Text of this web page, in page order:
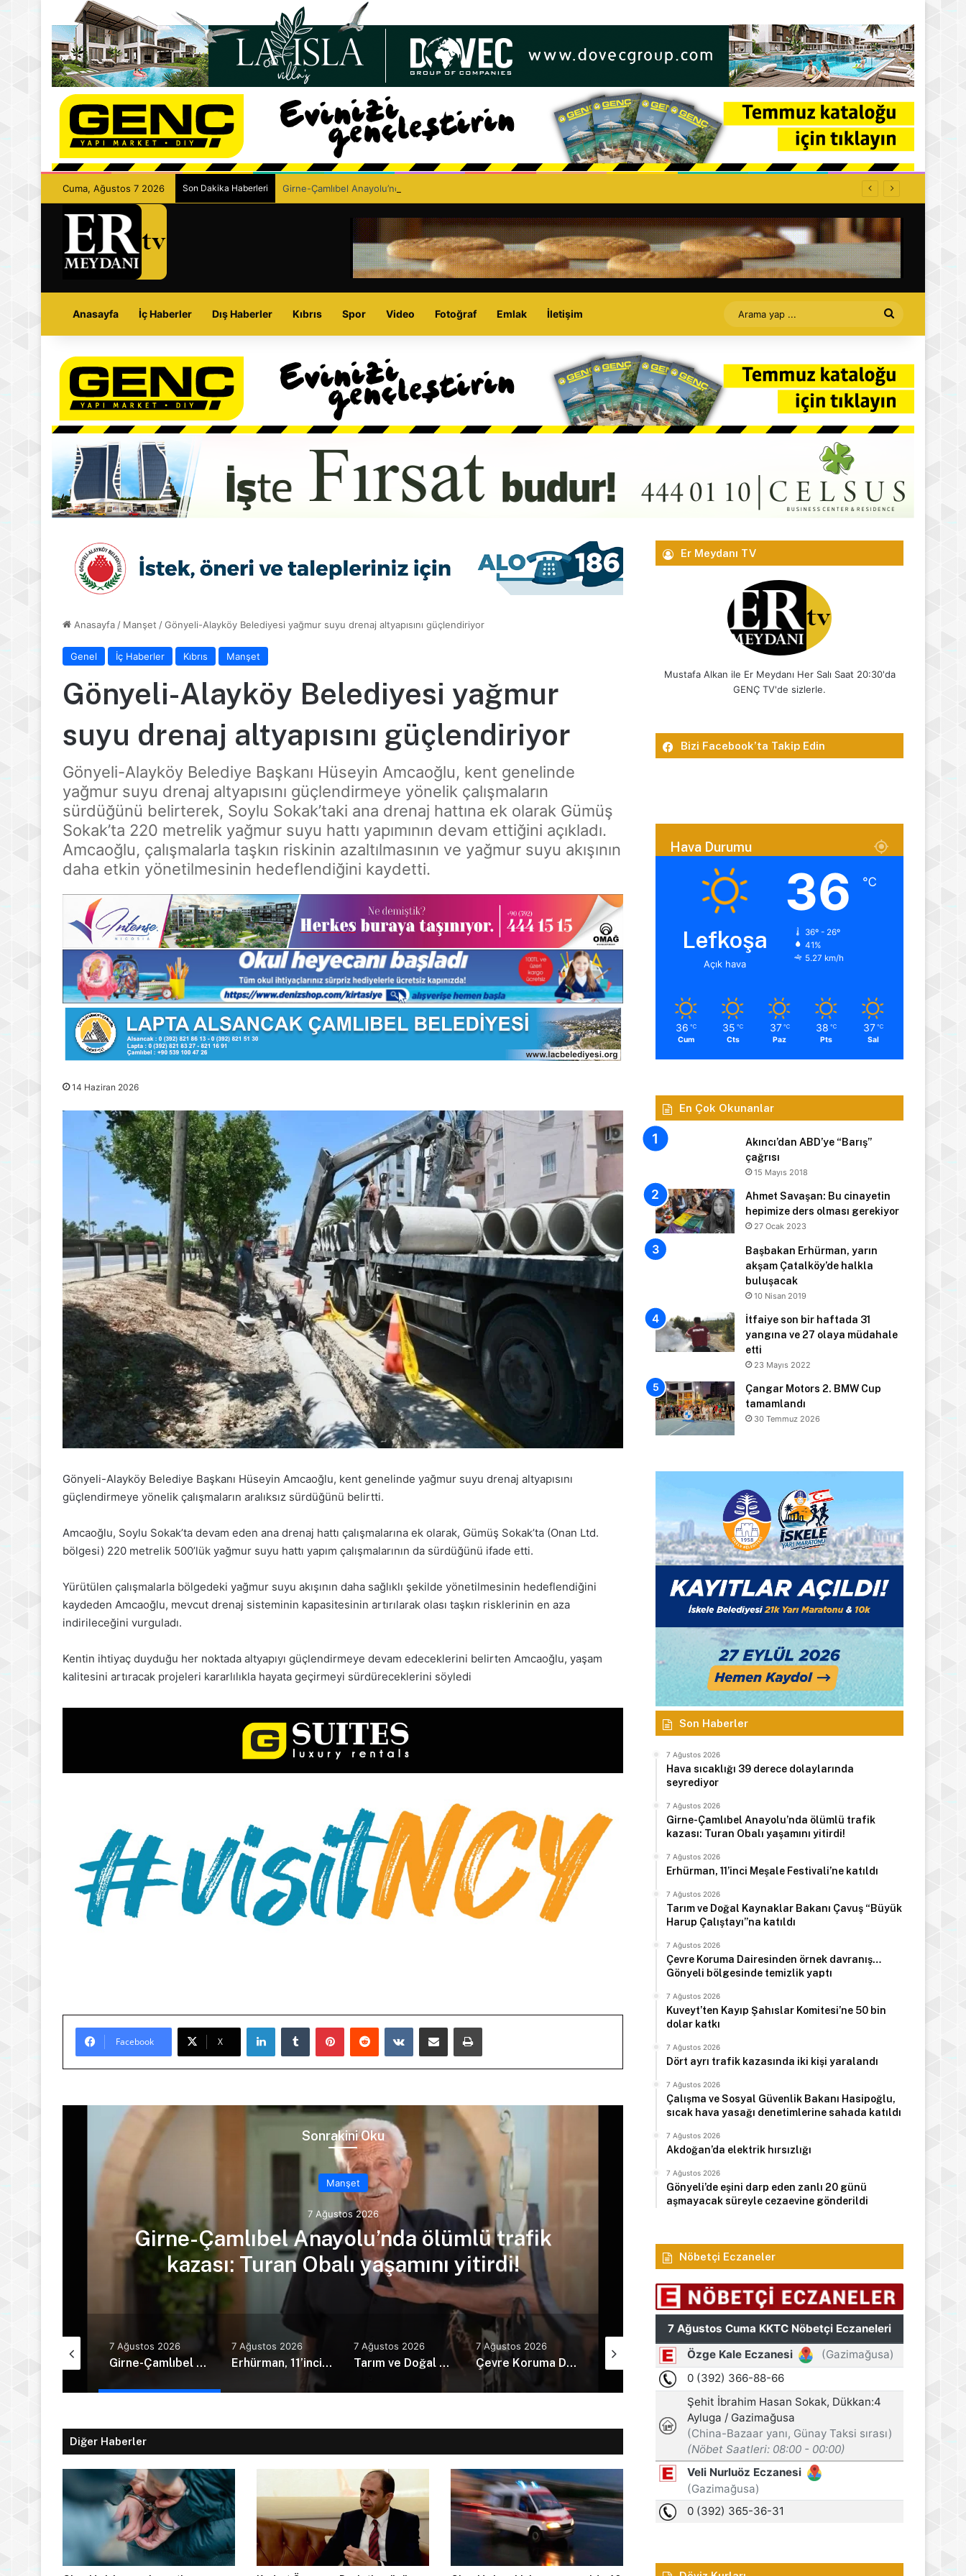
Cuma, Ağustos 7 2026 Son Dakika Haberleri Girne-Çamlıbel Anayolu’nda ölümlü trafik kazası: Turan Obalı yaşamını yitirdi!
Anasayfa İç Haberler Dış Haberler Kıbrıs Spor Video Fotoğraf Emlak İletişim
Arama
yap
...
Anasayfa / Manşet /Gönyeli-Alayköy Belediyesi yağmur suyu drenaj altyapısını güçlendiriyor
Genel İç Haberler Kıbrıs Manşet
Gönyeli-Alayköy Belediyesi yağmur
suyu drenaj altyapısını güçlendiriyor
Gönyeli-Alayköy Belediye Başkanı Hüseyin Amcaoğlu, kent genelinde
yağmur suyu drenaj altyapısını güçlendirmeye yönelik çalışmaların
sürdüğünü belirterek, Soylu Sokak’taki ana drenaj hattına ek olarak Gümüş
Sokak’ta 220 metrelik yağmur suyu hattı yapımının devam ettiğini açıkladı.
Amcaoğlu, çalışmalarla taşkın riskinin azaltılmasının ve yağmur suyu akışının
daha etkin yönetilmesinin hedeflendiğini kaydetti.
14 Haziran 2026
Gönyeli-Alayköy Belediye Başkanı Hüseyin Amcaoğlu, kent genelinde yağmur suyu drenaj altyapısını
güçlendirmeye yönelik çalışmaların aralıksız sürdüğünü belirtti.
Amcaoğlu, Soylu Sokak’ta devam eden ana drenaj hattı çalışmalarına ek olarak, Gümüş Sokak’ta (Onan Ltd.
bölgesi) 220 metrelik 500’lük yağmur suyu hattı yapım çalışmalarının da sürdüğünü ifade etti.
Yürütülen çalışmalarla bölgedeki yağmur suyu akışının daha sağlıklı şekilde yönetilmesinin hedeflendiğini
kaydeden Amcaoğlu, mevcut drenaj sisteminin kapasitesinin artırılarak olası taşkın risklerinin en aza
indirileceğini vurguladı.
Kentin ihtiyaç duyduğu her noktada altyapıyı güçlendirmeye devam edeceklerini belirten Amcaoğlu, yaşam
kalitesini artıracak projeleri kararlılıkla hayata geçirmeyi sürdüreceklerini söyledi
Facebook X
LinkedInTumblr PinterestReddit VKontakteE-Posta ile paylaş Yazdır
Sonrakini Oku
Manşet
7 Ağustos 2026
Girne-Çamlıbel Anayolu’nda ölümlü trafik
kazası: Turan Obalı yaşamını yitirdi!
Erhürman, 11’inci Meşale
Hava sıcaklığı 39 derece dolaylarında seyrediyor
7 Ağustos 2026
Girne-Çamlıbel Anayolu’nda ölümlü trafik kazası: Turan Obalı yaşamını yitirdi!
7 Ağustos 2026
Erhürman, 11’inci Meşale Festivali’ne katıldı
7 Ağustos 2026
Tarım ve Doğal Kaynaklar Bakanı Çavuş “Büyük Harup Çalıştayı”na katıldı
7 Ağustos 2026
Çevre Koruma Dairesinden örnek davranış… Gönyeli bölgesinde temizlik yaptı
7 Ağustos 2026
Kuveyt’ten Kayıp Şahıslar Komitesi’ne 50 bin dolar katkı
7 Ağustos 2026
Dört ayrı trafik kazasında iki kişi yaralandı
7 Ağustos 2026
Diğer Haberler
Er Meydanı TV
Mustafa Alkan ile Er Meydanı Her Salı Saat 20:30'da
GENÇ TV'de sizlerle.
Bizi Facebook’ta Takip Edin
Hava Durumu
Lefkoşa
Açık hava
36 ℃
36º - 26º
41%
5.27 km/h
36 ℃
Cum
35 ℃
Cts
37 ℃
Paz
38 ℃
Pts
37 ℃
Sal
En Çok Okunanlar
Akıncı’dan ABD’ye “Barış”
çağrısı
15 Mayıs 2018
Ahmet Savaşan: Bu cinayetin
hepimize ders olması gerekiyor
27 Ocak 2023
Başbakan Erhürman, yarın
akşam Çatalköy’de halkla
buluşacak
10 Nisan 2019
İtfaiye son bir haftada 31
yangına ve 27 olaya müdahale
etti
23 Mayıs 2022
Çangar Motors 2. BMW Cup
tamamlandı
30 Temmuz 2026
Son Haberler
7 Ağustos 2026
Hava sıcaklığı 39 derece dolaylarında
seyrediyor
7 Ağustos 2026
Girne-Çamlıbel Anayolu’nda ölümlü trafik
kazası: Turan Obalı yaşamını yitirdi!
7 Ağustos 2026
Erhürman, 11’inci Meşale Festivali’ne katıldı
7 Ağustos 2026
Tarım ve Doğal Kaynaklar Bakanı Çavuş “Büyük
Harup Çalıştayı”na katıldı
7 Ağustos 2026
Çevre Koruma Dairesinden örnek davranış…
Gönyeli bölgesinde temizlik yaptı
7 Ağustos 2026
Kuveyt’ten Kayıp Şahıslar Komitesi’ne 50 bin
dolar katkı
7 Ağustos 2026
Dört ayrı trafik kazasında iki kişi yaralandı
7 Ağustos 2026
Çalışma ve Sosyal Güvenlik Bakanı Hasipoğlu,
sıcak hava yasağı denetimlerine sahada katıldı
7 Ağustos 2026
Akdoğan’da elektrik hırsızlığı
7 Ağustos 2026
Gönyeli’de eşini darp eden zanlı 20 günü
aşmayacak süreyle cezaevine gönderildi
Nöbetçi Eczaneler